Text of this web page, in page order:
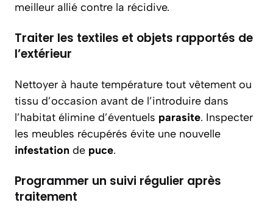
meilleur allié contre la récidive.
Traiter les textiles et objets rapportés de
l’extérieur
Nettoyer à haute température tout vêtement ou
tissu d’occasion avant de l’introduire dans
l’habitat élimine d’éventuels parasite. Inspecter
les meubles récupérés évite une nouvelle
infestation de puce.
Programmer un suivi régulier après
traitement